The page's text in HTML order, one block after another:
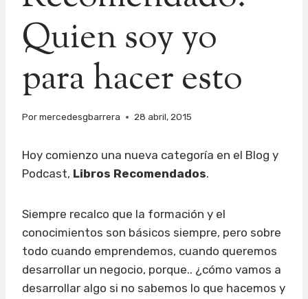
Quien soy yo
para hacer esto
Pormercedesgbarrera 28 abril, 2015
Hoy comienzo una nueva categoría en el Blog y
Podcast, Libros Recomendados.
Siempre recalco que la formación y el
conocimientos son básicos siempre, pero sobre
todo cuando emprendemos, cuando queremos
desarrollar un negocio, porque.. ¿cómo vamos a
desarrollar algo si no sabemos lo que hacemos y